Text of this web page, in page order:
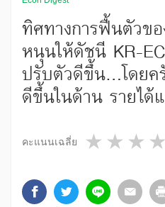
ทิศทางการฟื้นตัวขอ
หนุนให้ดัชนี KR-
ปรับตัวดีขึ้น...โดย
ดีขึ้นในด้าน รายได้
คะแนนเฉลี่ย 2
1 star